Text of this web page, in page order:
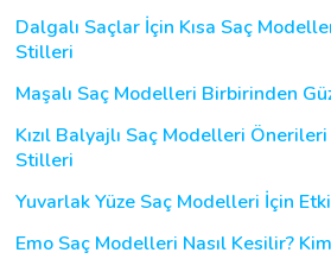
Dalgalı Saçlar İçin Kısa Saç
Stilleri
Maşalı Saç Modelleri Birbirinden
Kızıl Balyajlı Saç Modelleri
Stilleri
Yuvarlak Yüze Saç Modelleri İçin
Emo Saç Modelleri Nasıl Kesilir?